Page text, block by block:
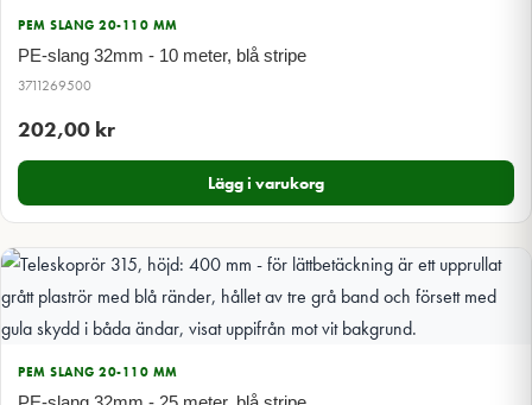
PEM SLANG 20-110 MM
PE-slang 32mm - 10 meter, blå stripe
3711269500
202,00 kr
Lägg i varukorg
PEM SLANG 20-110 MM